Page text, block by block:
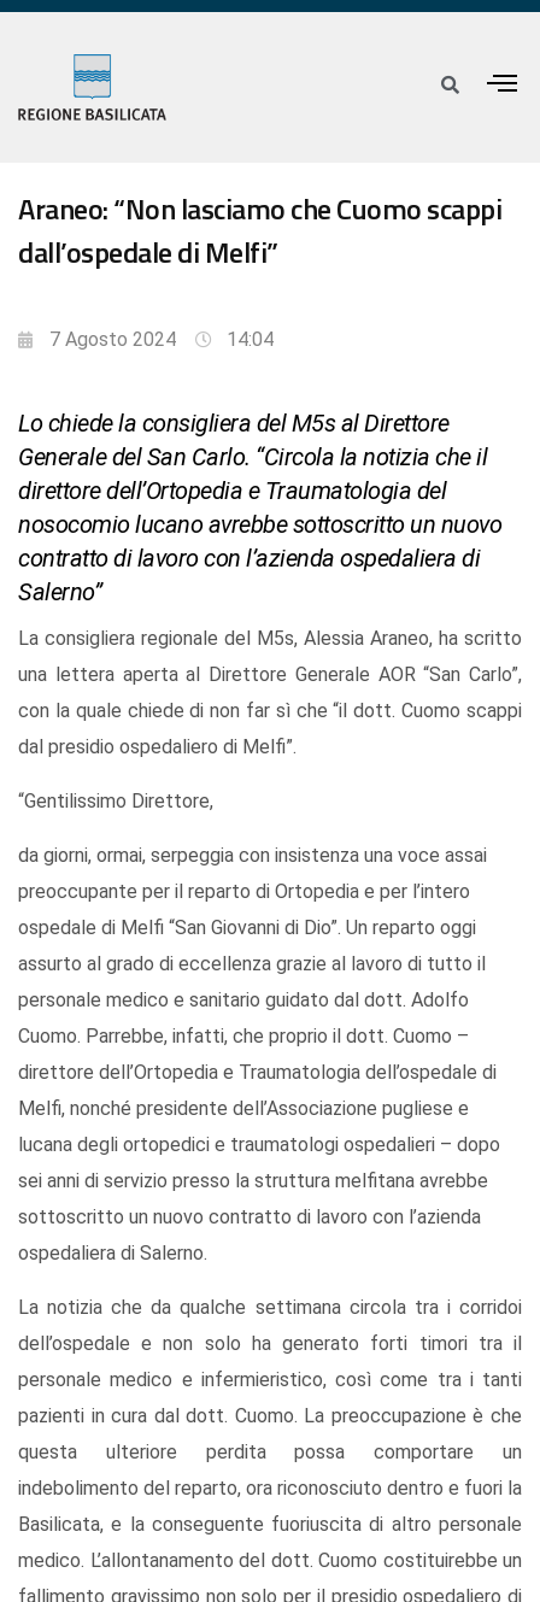
Araneo: “Non lasciamo che Cuomo scappi
dall’ospedale di Melfi”
7 Agosto 2024 14:04
Lo chiede la consigliera del M5s al Direttore
Generale del San Carlo. “Circola la notizia che il
direttore dell’Ortopedia e Traumatologia del
nosocomio lucano avrebbe sottoscritto un nuovo
contratto di lavoro con l’azienda ospedaliera di
Salerno”
La consigliera regionale del M5s, Alessia Araneo, ha scritto
una lettera aperta al Direttore Generale AOR “San Carlo”,
con la quale chiede di non far sì che “il dott. Cuomo scappi
dal presidio ospedaliero di Melfi”.
“Gentilissimo Direttore,
da giorni, ormai, serpeggia con insistenza una voce assai
preoccupante per il reparto di Ortopedia e per l’intero
ospedale di Melfi “San Giovanni di Dio”. Un reparto oggi
assurto al grado di eccellenza grazie al lavoro di tutto il
personale medico e sanitario guidato dal dott. Adolfo
Cuomo. Parrebbe, infatti, che proprio il dott. Cuomo –
direttore dell’Ortopedia e Traumatologia dell’ospedale di
Melfi, nonché presidente dell’Associazione pugliese e
lucana degli ortopedici e traumatologi ospedalieri – dopo
sei anni di servizio presso la struttura melfitana avrebbe
sottoscritto un nuovo contratto di lavoro con l’azienda
ospedaliera di Salerno.
La notizia che da qualche settimana circola tra i corridoi
dell’ospedale e non solo ha generato forti timori tra il
personale medico e infermieristico, così come tra i tanti
pazienti in cura dal dott. Cuomo. La preoccupazione è che
questa ulteriore perdita possa comportare un
indebolimento del reparto, ora riconosciuto dentro e fuori la
Basilicata, e la conseguente fuoriuscita di altro personale
medico. L’allontanamento del dott. Cuomo costituirebbe un
fallimento gravissimo non solo per il presidio ospedaliero di